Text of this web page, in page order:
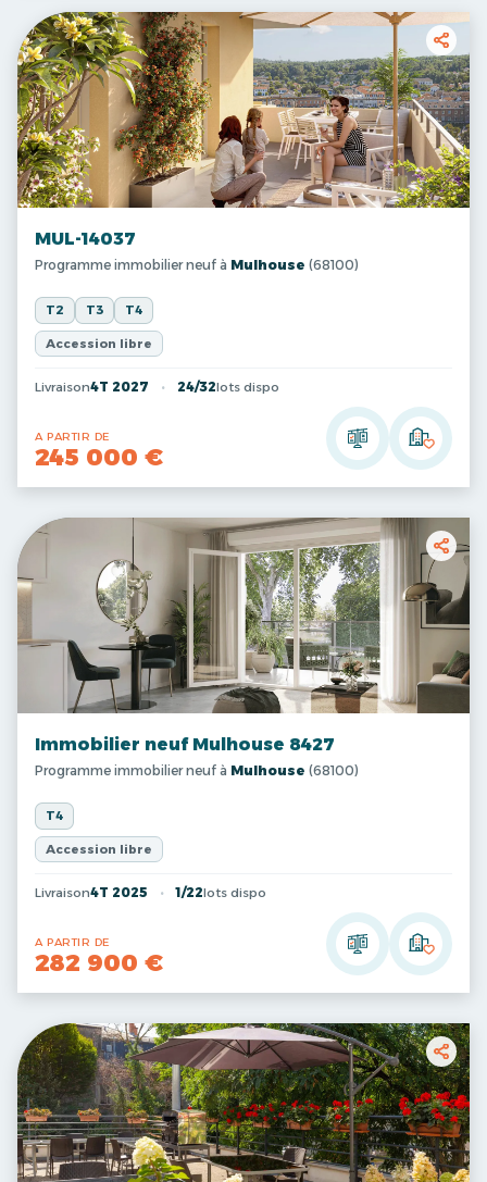
MUL-14037
Programme immobilier neuf à Mulhouse (68100)
T2 T3 T4
Accession libre
Livraison4T 2027 24/32lots dispo
A PARTIR DE
245 000 €
Immobilier neuf Mulhouse 8427
Programme immobilier neuf à Mulhouse (68100)
T4
Accession libre
Livraison4T 2025 1/22lots dispo
A PARTIR DE
282 900 €